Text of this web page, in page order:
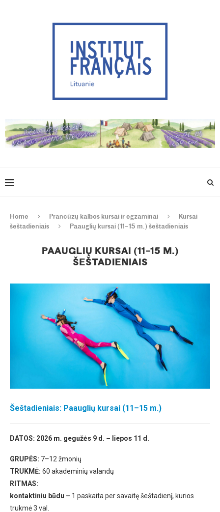
Home Prancūzų kalbos kursai ir egzaminai
Kursai
šeštadieniais
Paauglių kursai (11–15 m.) šeštadieniais
PAAUGLIŲ KURSAI (11–15 M.)
ŠEŠTADIENIAIS
Šeštadieniais: Paauglių kursai (11–15 m.)
DATOS: 2026 m. gegužės 9 d. – liepos 11 d.
GRUPĖS: 7–12 žmonių
TRUKMĖ: 60 akademinių valandų
RITMAS:
kontaktiniu būdu – 1 paskaita per savaitę šeštadienį, kurios
trukmė 3 val.